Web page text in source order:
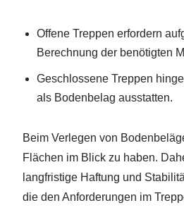
Offene Treppen erfordern
Berechnung der benötigten
Geschlossene Treppen
als Bodenbelag ausstatten.
Beim Verlegen von
Flächen im Blick zu haben.
langfristige Haftung und
die den Anforderungen im